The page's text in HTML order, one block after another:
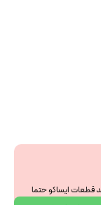
قطعات ایساکو حتما